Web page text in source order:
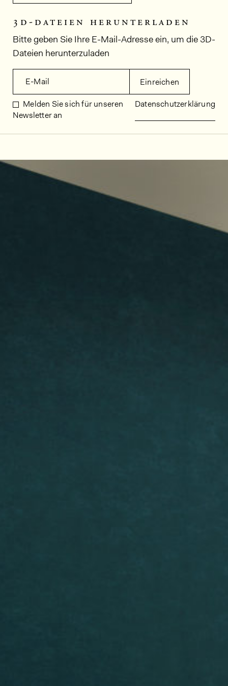
3d-dateien herunterladen
Bitte geben Sie Ihre E-Mail-Adresse ein, um die 3D-
Dateien herunterzuladen
E-Mail Einreichen
Melden Sie sich für unseren
Newsletter an
Datenschutzerklärung